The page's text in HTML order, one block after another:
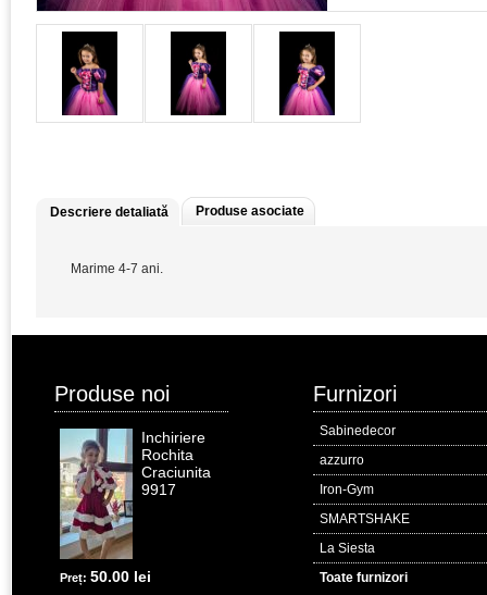
Descriere detaliată Produse asociate
Marime 4-7 ani.
Produse noi
Inchiriere
Rochita
Craciunita
9917
Preț: 50.00 lei
Furnizori
Sabinedecor
azzurro
Iron-Gym
SMARTSHAKE
La Siesta
Toate furnizori